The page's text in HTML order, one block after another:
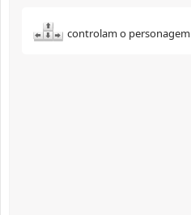
controlam o personagem